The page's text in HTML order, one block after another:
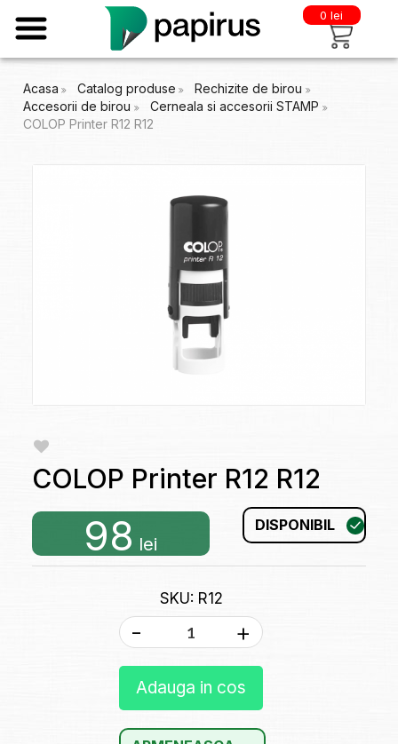
0 lei
Acasa Catalog produse
Rechizite de birou
Accesorii de birou
Cerneala si accesorii STAMP
COLOP Printer R12 R12
COLOP Printer R12 R12
98 lei
DISPONIBIL
SKU: R12
- +
Adauga in cos